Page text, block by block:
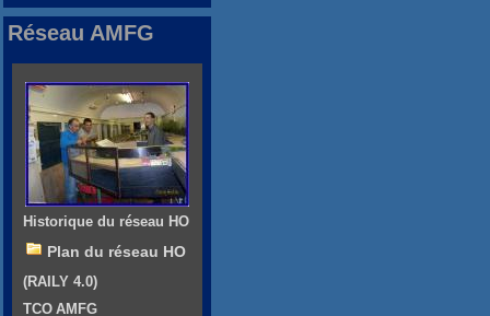
Réseau AMFG
Historique du réseau HO
Plan du réseau HO
(RAILY 4.0)
TCO AMFG